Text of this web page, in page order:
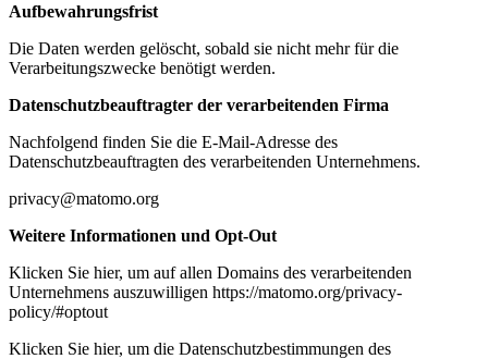
Aufbewahrungsfrist
Die Daten werden gelöscht, sobald sie nicht mehr für die
Verarbeitungszwecke benötigt werden.
Datenschutzbeauftragter der verarbeitenden Firma
Nachfolgend finden Sie die E-Mail-Adresse des
Datenschutzbeauftragten des verarbeitenden Unternehmens.
privacy@matomo.org
Weitere Informationen und Opt-Out
Klicken Sie hier, um auf allen Domains des verarbeitenden
Unternehmens auszuwilligen https://matomo.org/privacy-
policy/#optout
Klicken Sie hier, um die Datenschutzbestimmungen des